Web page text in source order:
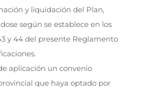
y liquidación del Plan,
según se establece en los
y 44 del presente Reglamento
aplicación un convenio
que haya optado por